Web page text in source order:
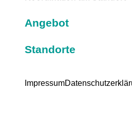
Angebot
Standorte
Impressum